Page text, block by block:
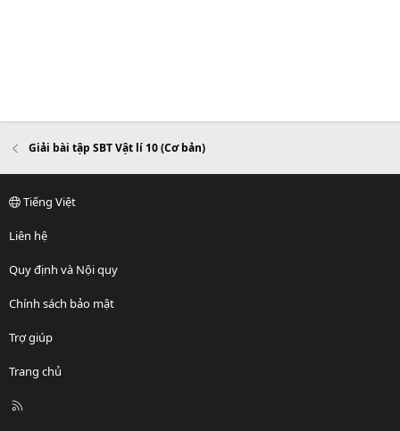
Giải bài tập SBT Vật lí 10 (Cơ bản)
Tiếng Việt
Liên hệ
Quy định và Nội quy
Chính sách bảo mật
Trợ giúp
Trang chủ
R